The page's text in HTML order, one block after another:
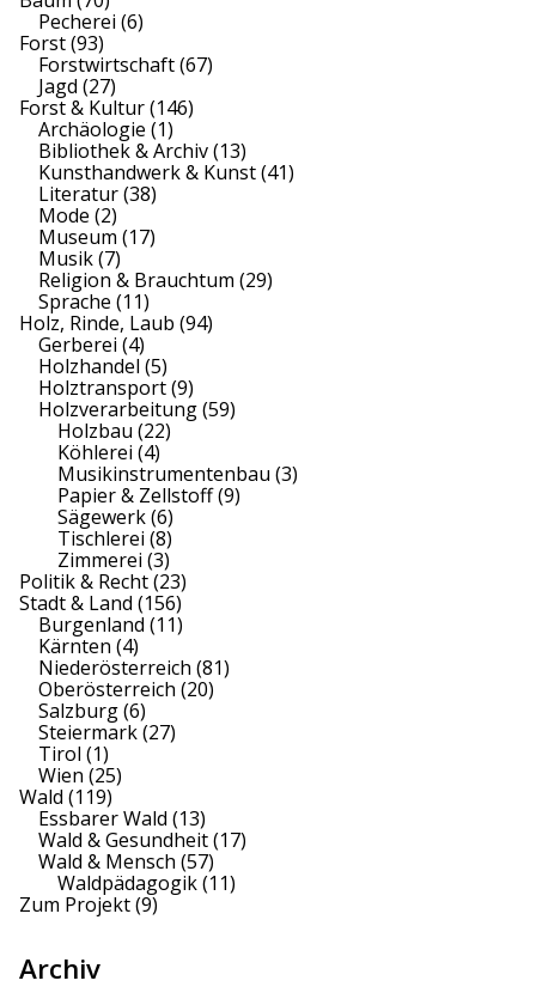
Pecherei (6)
Forst(93)
Forstwirtschaft(67)
Jagd (27)
Forst & Kultur(146)
Archäologie (1)
Bibliothek & Archiv(13)
Kunsthandwerk & Kunst(41)
Literatur(38)
Mode (2)
Museum (17)
Musik(7)
Religion & Brauchtum (29)
Sprache (11)
Holz, Rinde, Laub (94)
Gerberei (4)
Holzhandel (5)
Holztransport(9)
Holzverarbeitung(59)
Holzbau (22)
Köhlerei (4)
Musikinstrumentenbau (3)
Papier & Zellstoff(9)
Sägewerk(6)
Tischlerei (8)
Zimmerei (3)
Politik & Recht(23)
Stadt & Land (156)
Burgenland (11)
Kärnten (4)
Niederösterreich (81)
Oberösterreich (20)
Salzburg(6)
Steiermark(27)
Tirol (1)
Wien (25)
Wald (119)
Essbarer Wald (13)
Wald & Gesundheit(17)
Wald & Mensch (57)
Waldpädagogik(11)
Zum Projekt(9)
Archiv